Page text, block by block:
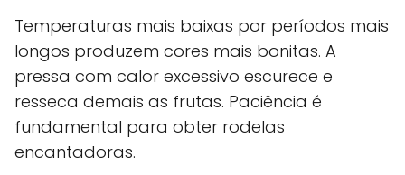
Temperaturas mais baixas por períodos mais
longos produzem cores mais bonitas. A
pressa com calor excessivo escurece e
resseca demais as frutas. Paciência é
fundamental para obter rodelas
encantadoras.